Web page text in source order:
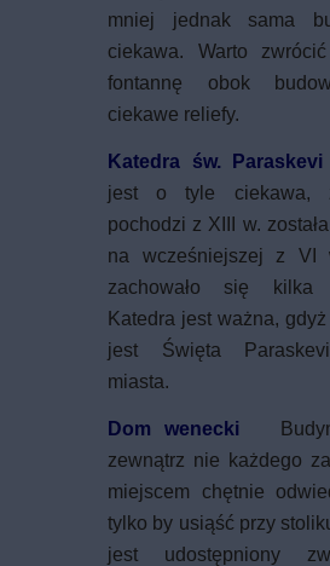
mniej jednak sama
ciekawa. Warto
fontannę obok
ciekawe reliefy.
Katedra św. Paraskevi
jest o tyle ciekawa,
pochodzi z XIII w.
na wcześniejszej z VI
zachowało się kilka
Katedra jest ważna,
jest Święta
miasta.
Dom wenecki
zewnątrz nie każdego
miejscem chętnie
tylko by usiąść przy
jest udostępniony